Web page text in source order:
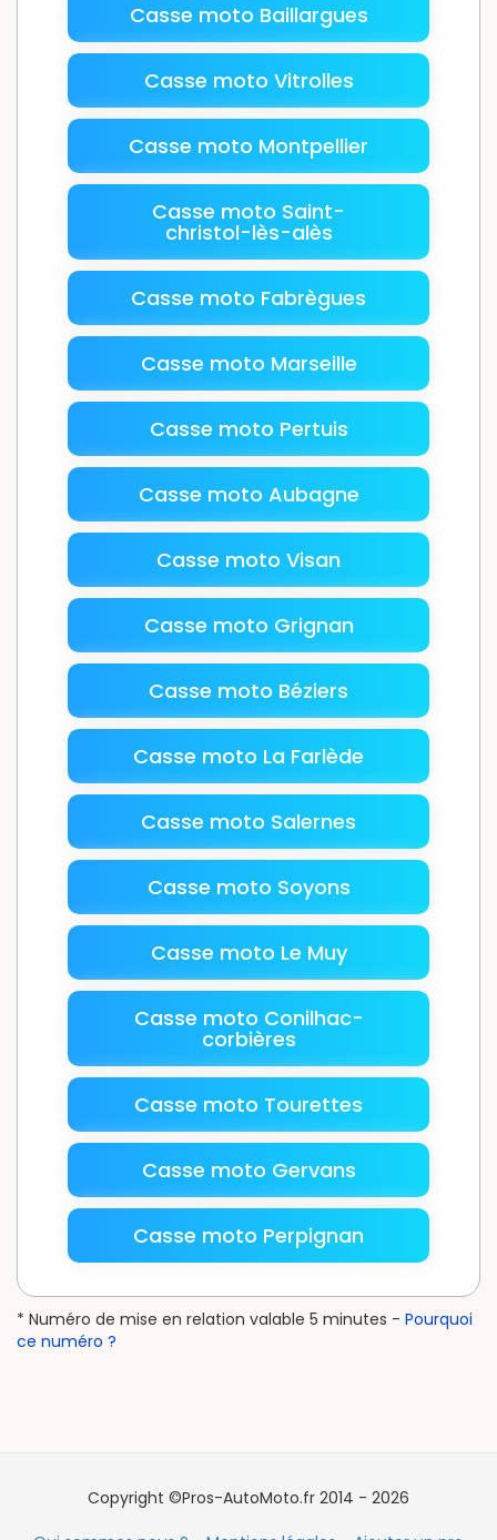
Casse moto Baillargues
Casse moto Vitrolles
Casse moto Montpellier
Casse moto Saint-
christol-lès-alès
Casse moto Fabrègues
Casse moto Marseille
Casse moto Pertuis
Casse moto Aubagne
Casse moto Visan
Casse moto Grignan
Casse moto Béziers
Casse moto La Farlède
Casse moto Salernes
Casse moto Soyons
Casse moto Le Muy
Casse moto Conilhac-
corbières
Casse moto Tourettes
Casse moto Gervans
Casse moto Perpignan
* Numéro de mise en relation valable 5 minutes - Pourquoi
ce numéro ?
Copyright ©Pros-AutoMoto.fr 2014 - 2026